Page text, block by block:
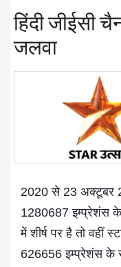
हिंदी जीईसी
जलवा
2020 से 23 अक्टूबर
1280687 इम्प्रेशंस के
में शीर्ष पर है तो वहीं
626656 इम्प्रेशंस के